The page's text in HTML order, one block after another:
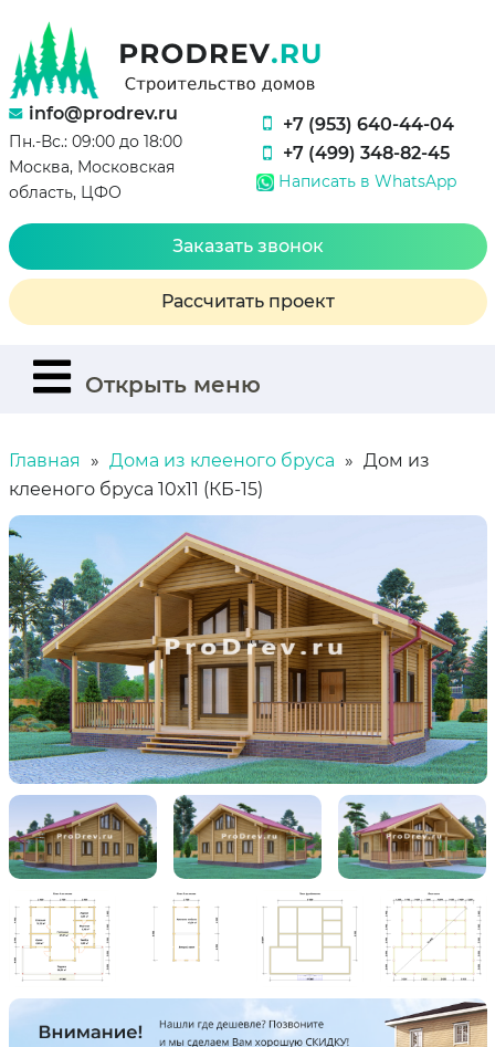
info@prodrev.ru
Пн.-Вс.: 09:00 до 18:00
Москва, Московская
область, ЦФО
+7 (953) 640-44-04
+7 (499) 348-82-45
Написать в WhatsApp
Заказать звонок
Рассчитать проект
Открыть меню
Главная Дома из клееного бруса
Дом из
клееного бруса 10х11 (КБ-15)